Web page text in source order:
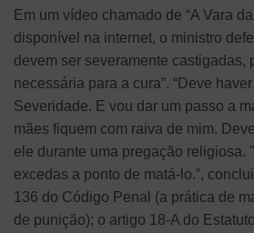
Em um vídeo chamado de “A Vara
disponível na internet, o ministro
devem ser severamente castigadas,
necessária para a cura”. “Deve
Severidade. E vou dar um passo a
mães fiquem com raiva de mim.
ele durante uma pregação religiosa.
excedas a ponto de matá-lo.”,
136 do Código Penal (a prática de
de punição); o artigo 18-A do